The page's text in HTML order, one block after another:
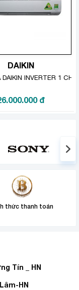
phải để đưa ra
chất lạnh
môi
nay được ứng
cạnh đó, chi
này cũng rẻ
DAIKIN
DAIKIN INVERTER 1
đ
thức thanh toán
Tín _ HN
HN